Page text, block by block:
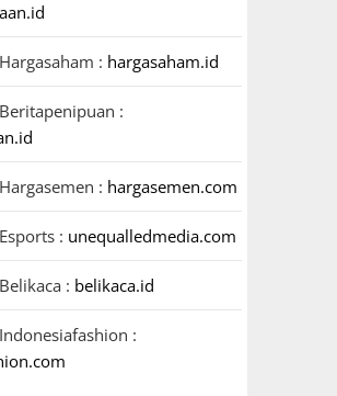
: hargasaham.id
:
: hargasemen.com
: unequalledmedia.com
: belikaca.id
: